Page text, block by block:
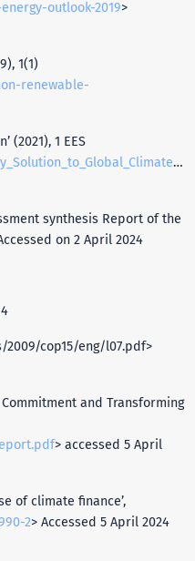
outlook-2019>
1(1)
renewable-
(2021), 1 EES
synthesis Report of the
on 2 April 2024
cop15/eng/l07.pdf>
and Transforming
> accessed 5 April
of climate finance’,
2> Accessed 5 April 2024